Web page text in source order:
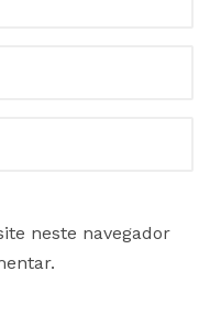
neste navegador